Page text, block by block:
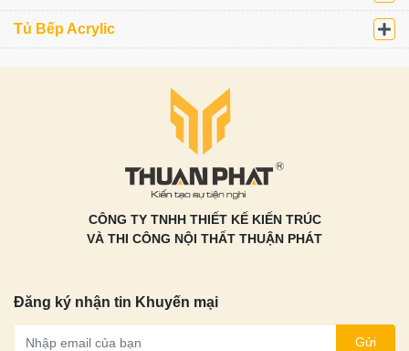
Tủ Bếp Acrylic
CÔNG TY TNHH THIẾT KẾ KIẾN TRÚC
VÀ THI CÔNG NỘI THẤT THUẬN PHÁT
Đăng ký nhận tin Khuyến mại
Gửi